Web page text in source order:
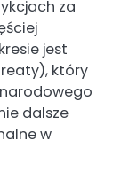
za
jest
który
dalsze
w